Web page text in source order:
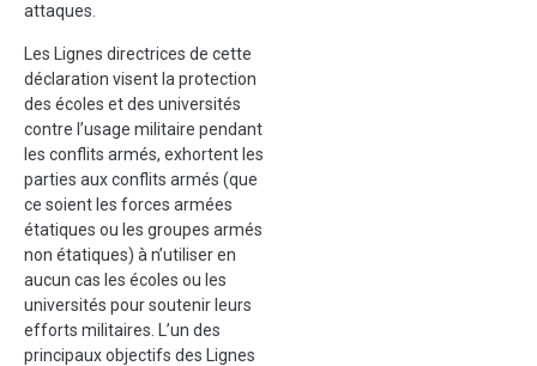
attaques.
Les Lignes directrices de cette
déclaration visent la protection
des écoles et des universités
contre l’usage militaire pendant
les conflits armés, exhortent les
parties aux conflits armés (que
ce soient les forces armées
étatiques ou les groupes armés
non étatiques) à n’utiliser en
aucun cas les écoles ou les
universités pour soutenir leurs
efforts militaires. L’un des
principaux objectifs des Lignes